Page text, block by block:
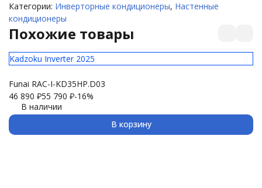
Категории: Инверторные кондиционеры, Настенные
кондиционеры
Похожие товары
Kadzoku Inverter 2025
Funai RAC-I-KD35HP.D03
46 890 ₽55 790 ₽-16%
В наличии
В корзину